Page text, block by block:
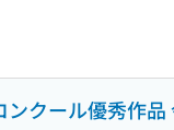
クール優秀作品